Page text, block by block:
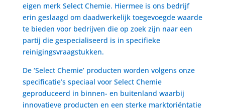
eigen merk Select Chemie. Hiermee is ons bedrijf
erin geslaagd om daadwerkelijk toegevoegde waarde
te bieden voor bedrijven die op zoek zijn naar een
partij die gespecialiseerd is in specifieke
reinigingsvraagstukken.
De ‘Select Chemie’ producten worden volgens onze
specificatie’s speciaal voor Select Chemie
geproduceerd in binnen- en buitenland waarbij
innovatieve producten en een sterke marktoriëntatie